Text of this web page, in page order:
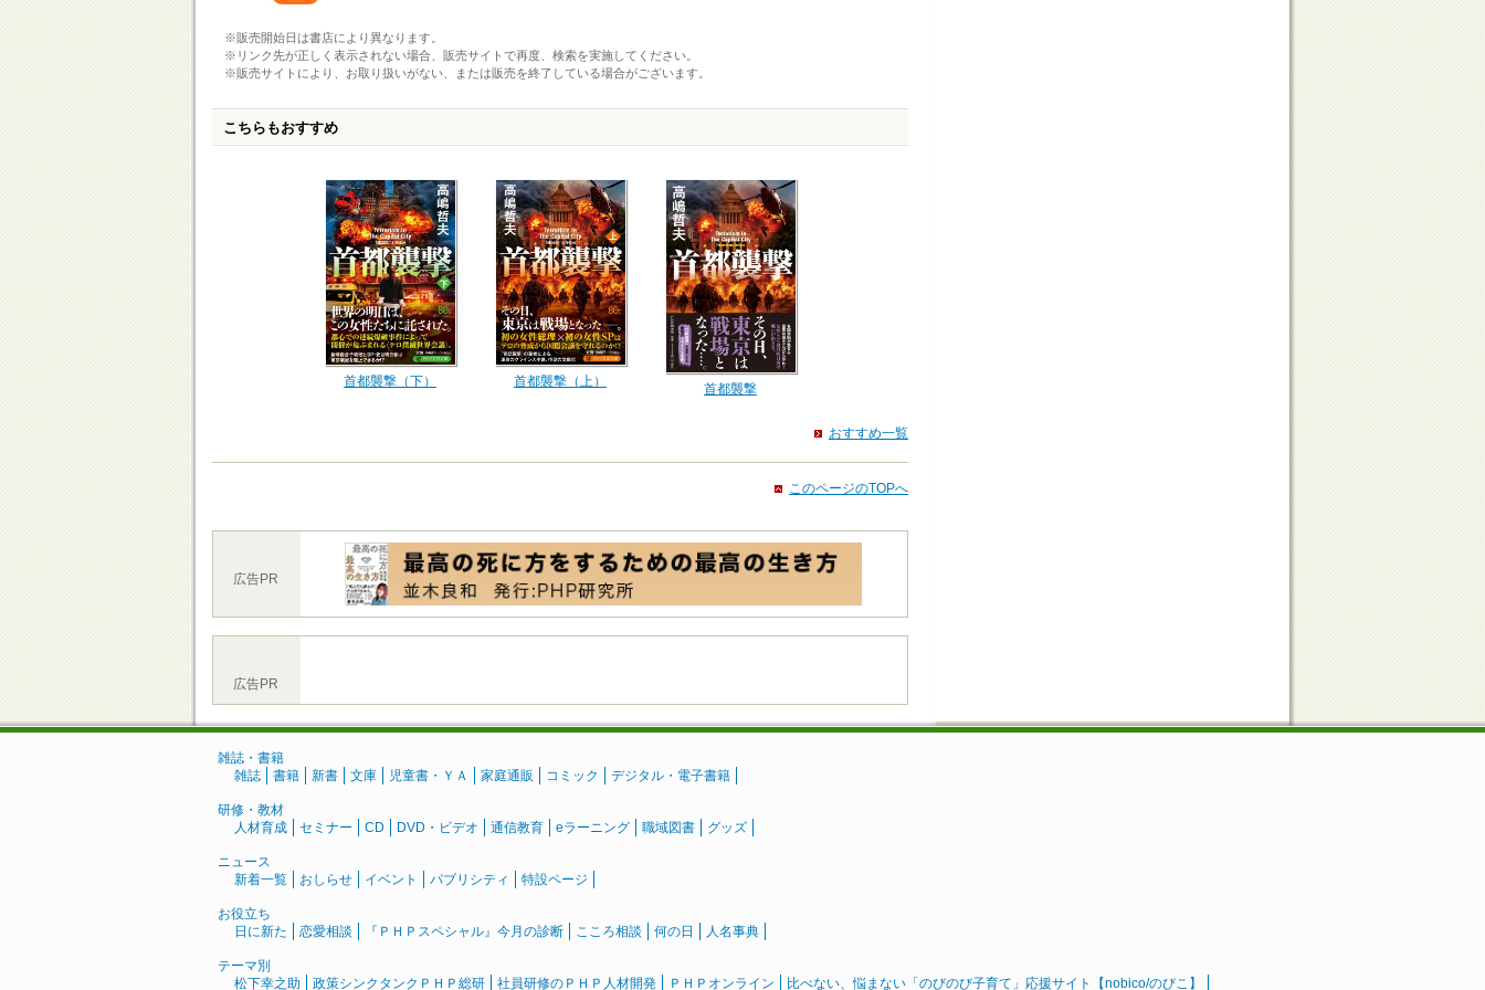
※販売開始日は書店により異なります。
※リンク先が正しく表示されない場合、販売サイトで再度、検索を実施してください。
※販売サイトにより、お取り扱いがない、または販売を終了している場合がございます。
こちらもおすすめ
首都襲撃（下） 首都襲撃（上） 首都襲撃
おすすめ一覧
このページのTOPへ
広告PR
広告PR
雑誌・書籍
雑誌
書籍 新書 文庫 児童書・ＹＡ 家庭通販 コミック デジタル・電子書籍
研修・教材
人材育成
セミナー CD DVD・ビデオ 通信教育 eラーニング 職域図書 グッズ
ニュース
新着一覧
おしらせ イベント パブリシティ 特設ページ
お役立ち
日に新た
恋愛相談 『ＰＨＰスペシャル』今月の診断 こころ相談 何の日 人名事典
テーマ別
松下幸之助
政策シンクタンクＰＨＰ総研 社員研修のＰＨＰ人材開発 ＰＨＰオンライン 比べない、悩まない「のびのび子育て」応援サイト【nobico/のびこ】